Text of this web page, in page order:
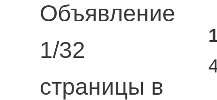
Объявление
1/32
страницы в